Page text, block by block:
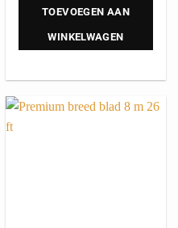
TOEVOEGEN AAN
WINKELWAGEN